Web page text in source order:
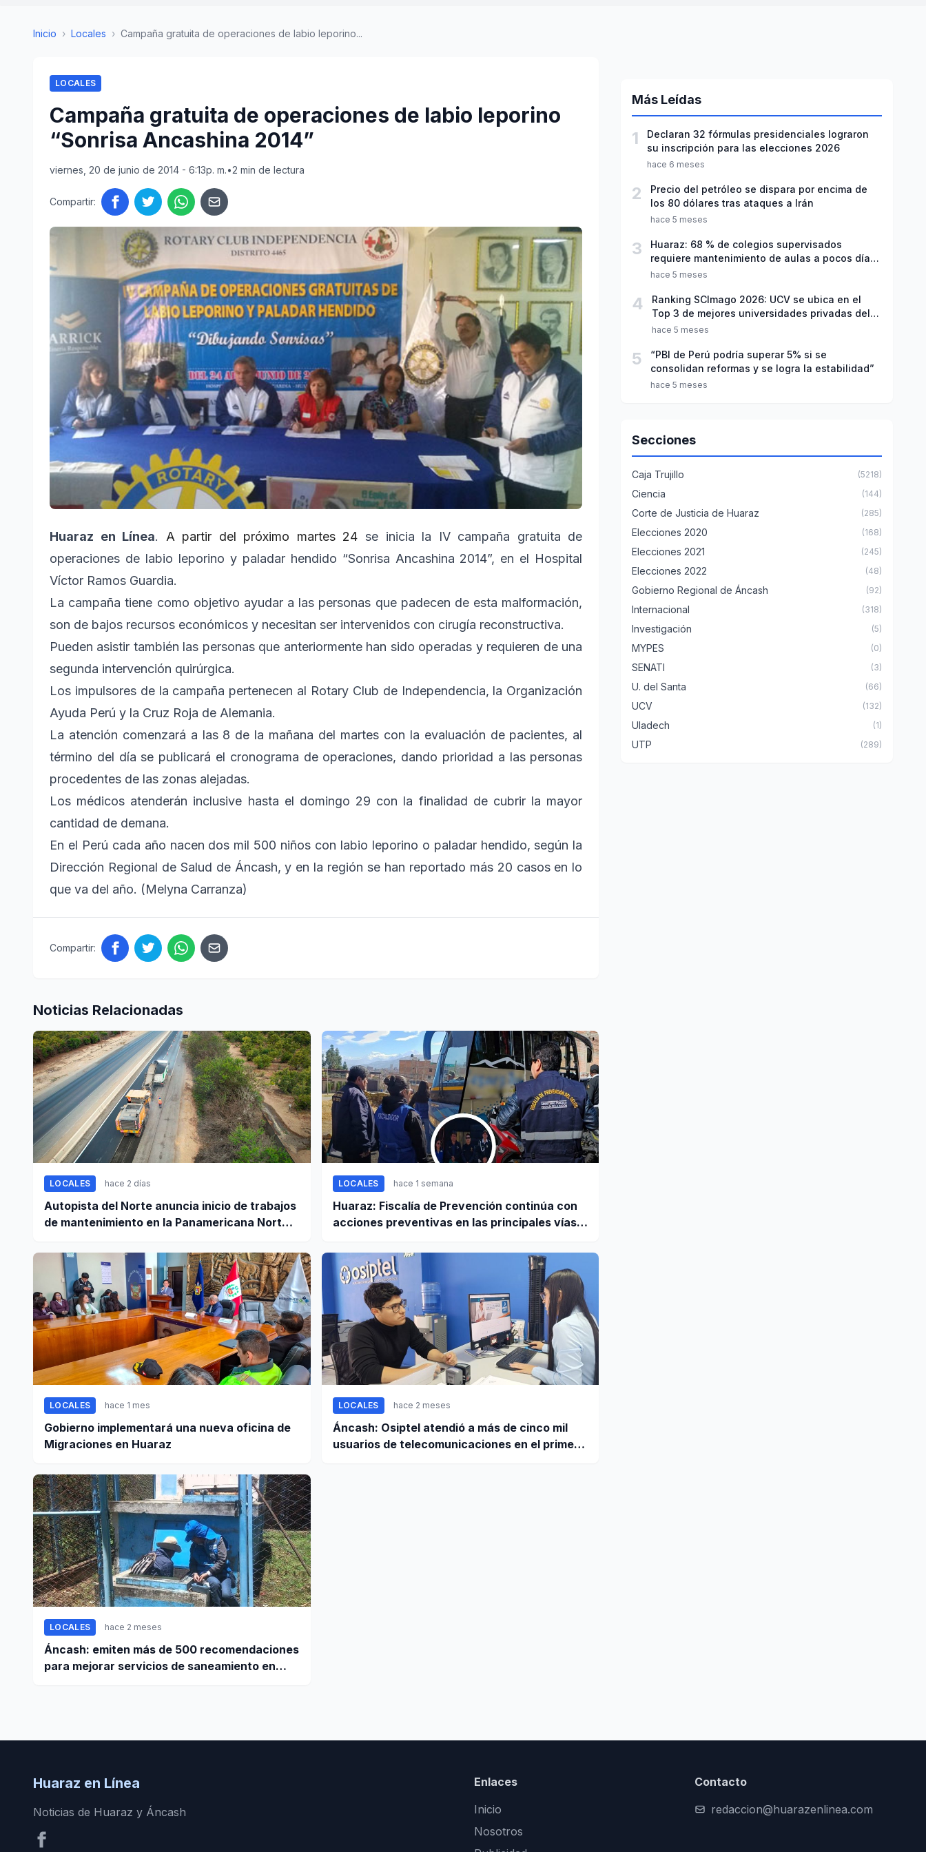
Inicio › Locales › Campaña gratuita de operaciones de labio leporino...
LOCALES
Campaña gratuita de operaciones de labio leporino
“Sonrisa Ancashina 2014”
viernes, 20 de junio de 2014 - 6:13p. m.•2 min de lectura
Compartir:
Huaraz en Línea. A partir del próximo martes 24 se inicia la IV campaña gratuita de
operaciones de labio leporino y paladar hendido “Sonrisa Ancashina 2014”, en el Hospital
Víctor Ramos Guardia.
La campaña tiene como objetivo ayudar a las personas que padecen de esta malformación,
son de bajos recursos económicos y necesitan ser intervenidos con cirugía reconstructiva.
Pueden asistir también las personas que anteriormente han sido operadas y requieren de una
segunda intervención quirúrgica.
Los impulsores de la campaña pertenecen al Rotary Club de Independencia, la Organización
Ayuda Perú y la Cruz Roja de Alemania.
La atención comenzará a las 8 de la mañana del martes con la evaluación de pacientes, al
término del día se publicará el cronograma de operaciones, dando prioridad a las personas
procedentes de las zonas alejadas.
Los médicos atenderán inclusive hasta el domingo 29 con la finalidad de cubrir la mayor
cantidad de demana.
En el Perú cada año nacen dos mil 500 niños con labio leporino o paladar hendido, según la
Dirección Regional de Salud de Áncash, y en la región se han reportado más 20 casos en lo
que va del año. (Melyna Carranza)
Compartir:
Noticias Relacionadas
LOCALES hace 2 días
Autopista del Norte anuncia inicio de trabajos
de mantenimiento en la Panamericana Norte
LOCALES hace 1 semana
Huaraz: Fiscalía de Prevención continúa con
acciones preventivas en las principales vías
LOCALES hace 1 mes
Gobierno implementará una nueva oficina de
Migraciones en Huaraz
LOCALES hace 2 meses
Áncash: Osiptel atendió a más de cinco mil
usuarios de telecomunicaciones en el primer
LOCALES hace 2 meses
Áncash: emiten más de 500 recomendaciones
para mejorar servicios de saneamiento en
Más Leídas
1
Declaran 32 fórmulas presidenciales lograron
su inscripción para las elecciones 2026
hace 6 meses
2
Precio del petróleo se dispara por encima de
los 80 dólares tras ataques a Irán
hace 5 meses
3
Huaraz: 68 % de colegios supervisados
requiere mantenimiento de aulas a pocos días
de inicio del año escolar 2026
hace 5 meses
4
Ranking SCImago 2026: UCV se ubica en el
Top 3 de mejores universidades privadas del
Perú
hace 5 meses
5
“PBI de Perú podría superar 5% si se
consolidan reformas y se logra la estabilidad”
hace 5 meses
Secciones
Caja Trujillo (5218)
Ciencia (144)
Corte de Justicia de Huaraz (285)
Elecciones 2020 (168)
Elecciones 2021 (245)
Elecciones 2022 (48)
Gobierno Regional de Áncash (92)
Internacional (318)
Investigación (5)
MYPES (0)
SENATI (3)
U. del Santa (66)
UCV (132)
Uladech (1)
UTP (289)
Huaraz en Línea
Noticias de Huaraz y Áncash
Enlaces
Inicio
Nosotros
Contacto
redaccion@huarazenlinea.com